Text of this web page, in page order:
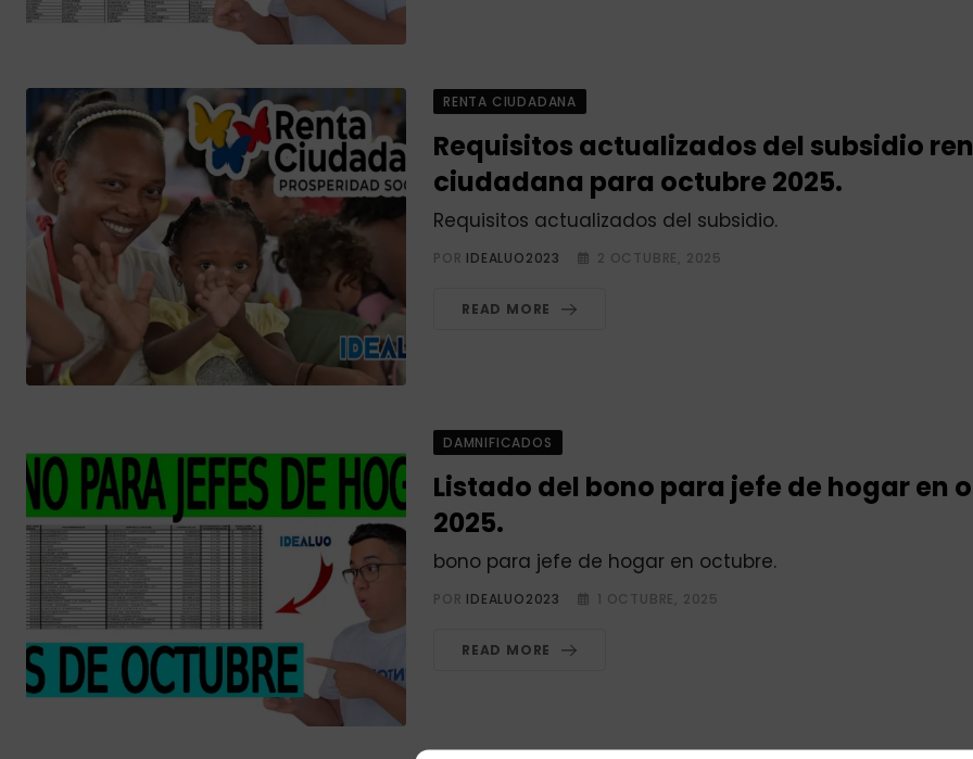
RENTA CIUDADANA
Requisitos actualizados del subsidio
ciudadana para octubre 2025.
Requisitos actualizados del subsidio.
POR IDEALUO2023 2 OCTUBRE, 2025
READ MORE
DAMNIFICADOS
Listado del bono para jefe de hogar en
2025.
bono para jefe de hogar en octubre.
POR IDEALUO2023 1 OCTUBRE, 2025
READ MORE